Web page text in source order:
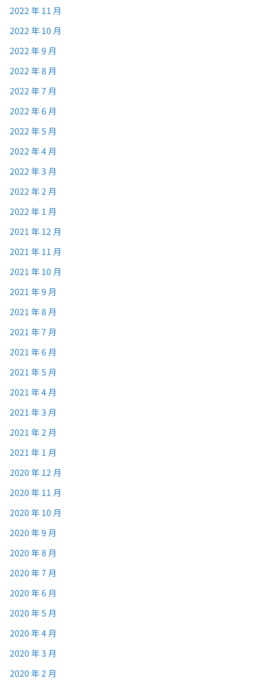
2022 年 11 月
2022 年 10 月
2022 年 9 月
2022 年 8 月
2022 年 7 月
2022 年 6 月
2022 年 5 月
2022 年 4 月
2022 年 3 月
2022 年 2 月
2022 年 1 月
2021 年 12 月
2021 年 11 月
2021 年 10 月
2021 年 9 月
2021 年 8 月
2021 年 7 月
2021 年 6 月
2021 年 5 月
2021 年 4 月
2021 年 3 月
2021 年 2 月
2021 年 1 月
2020 年 12 月
2020 年 11 月
2020 年 10 月
2020 年 9 月
2020 年 8 月
2020 年 7 月
2020 年 6 月
2020 年 5 月
2020 年 4 月
2020 年 3 月
2020 年 2 月